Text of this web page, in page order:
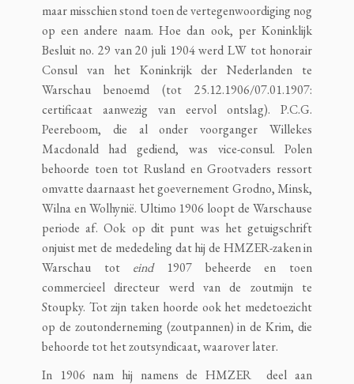
maar misschien stond toen de vertegenwoordiging nog
op een andere naam. Hoe dan ook, per Koninklijk
Besluit no. 29 van 20 juli 1904 werd LW tot honorair
Consul van het Koninkrijk der Nederlanden te
Warschau benoemd (tot 25.12.1906/07.01.1907:
certificaat aanwezig van eervol ontslag). P.C.G.
Peereboom, die al onder voorganger Willekes
Macdonald had gediend, was vice-consul. Polen
behoorde toen tot Rusland en Grootvaders ressort
omvatte daarnaast het goevernement Grodno, Minsk,
Wilna en Wolhynië. Ultimo 1906 loopt de Warschause
periode af. Ook op dit punt was het getuigschrift
onjuist met de mededeling dat hij de HMZER-zaken in
Warschau tot eind1907 beheerde en toen
commercieel directeur werd van de zoutmijn te
Stoupky. Tot zijn taken hoorde ook het medetoezicht
op de zoutonderneming (zoutpannen) in de Krim, die
behoorde tot het zoutsyndicaat, waarover later.
In 1906 nam hij namens de HMZER deel aan